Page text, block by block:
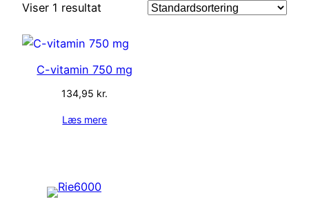
Viser 1 resultat
C-vitamin 750 mg
134,95 kr.
Læs mere